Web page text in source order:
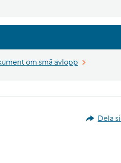
om små avlopp
Dela